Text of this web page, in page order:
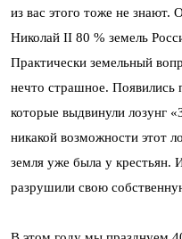
из вас этого тоже не знают.
Николай II 80 % земель
Практически земельный
нечто страшное. Появились
которые выдвинули лозунг
никакой возможности этот
земля уже была у
разрушили свою